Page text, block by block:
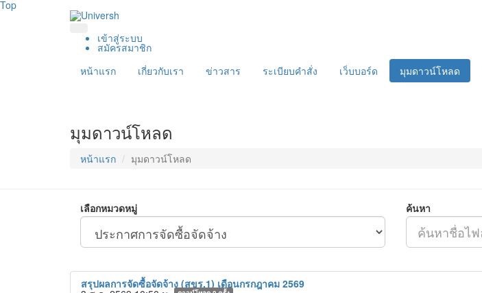
Top
เข้าสู่ระบบ
สมัครสมาชิก
หน้าแรก
เกี่ยวกับเรา ข่าวสาร ระเบียบคำสั่ง เว็บบอร์ด มุมดาวน์โหลด
มุมดาวน์โหลด
หน้าแรก มุมดาวน์โหลด
เลือกหมวดหมู่ ค้นหา
สรุปผลการจัดซื้อจัดจ้าง (สขร.1) เดือนกรกฎาคม 2569